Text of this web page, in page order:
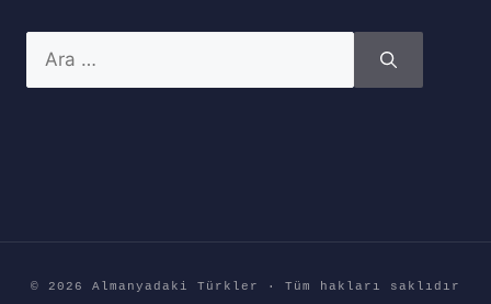
ara
© 2026 Almanyadaki Türkler · Tüm hakları saklıdır